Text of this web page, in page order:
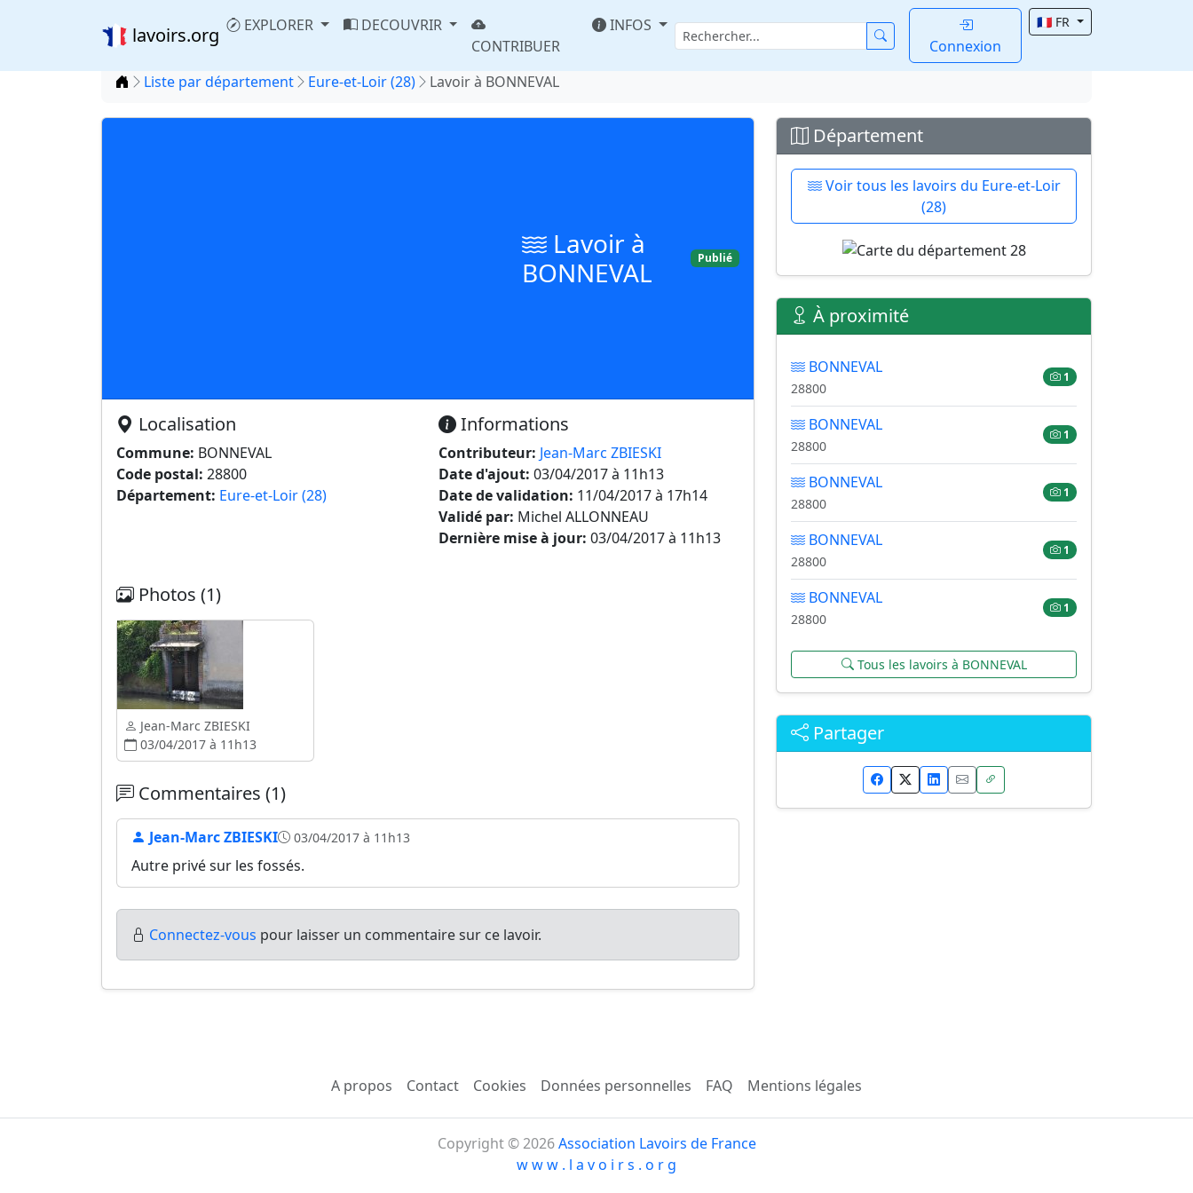
lavoirs.org EXPLORER
DECOUVRIR
CONTRIBUER
INFOS
Connexion
🇫🇷 FR
Accueil
Liste par département Eure-et-Loir (28) Lavoir à BONNEVAL
Lavoir à
BONNEVAL
Publié
Localisation
Commune: BONNEVAL
Code postal: 28800
Département: Eure-et-Loir (28)
Informations
Contributeur: Jean-Marc ZBIESKI
Date d'ajout: 03/04/2017 à 11h13
Date de validation: 11/04/2017 à 17h14
Validé par: Michel ALLONNEAU
Dernière mise à jour: 03/04/2017 à 11h13
Photos (1)
Jean-Marc ZBIESKI
03/04/2017 à 11h13
Commentaires (1)
Jean-Marc ZBIESKI 03/04/2017 à 11h13
Autre privé sur les fossés.
Connectez-vous pour laisser un commentaire sur ce lavoir.
Département
Voir tous les lavoirs du Eure-et-Loir
(28)
À proximité
BONNEVAL
28800
1
BONNEVAL
28800
1
BONNEVAL
28800
1
BONNEVAL
28800
1
BONNEVAL
28800
1
Tous les lavoirs à BONNEVAL
Partager
A propos Contact Cookies Données personnelles FAQ Mentions légales
Copyright © 2026Association Lavoirs de France
w w w . l a v o i r s . o r g